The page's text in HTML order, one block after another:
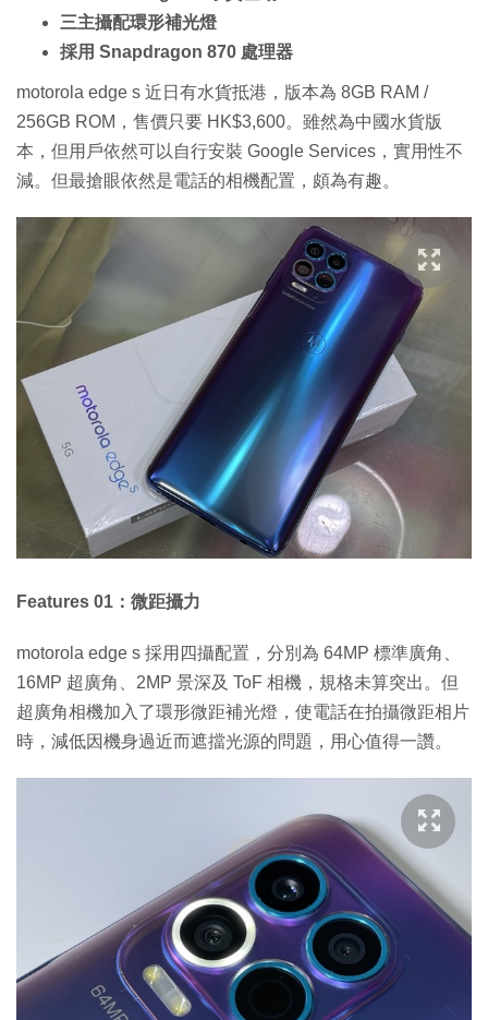
三主攝配環形補光燈
採用 Snapdragon 870 處理器
motorola edge s 近日有水貨抵港，版本為 8GB RAM /
256GB ROM，售價只要 HK$3,600。雖然為中國水貨版
本，但用戶依然可以自行安裝 Google Services，實用性不
減。但最搶眼依然是電話的相機配置，頗為有趣。
Features 01：微距攝力
motorola edge s 採用四攝配置，分別為 64MP 標準廣角、
16MP 超廣角、2MP 景深及 ToF 相機，規格未算突出。但
超廣角相機加入了環形微距補光燈，使電話在拍攝微距相片
時，減低因機身過近而遮擋光源的問題，用心值得一讚。